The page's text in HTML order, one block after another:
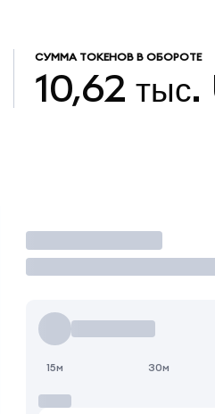
СУММА ТОКЕНОВ В ОБОРОТЕ
10,62 тыс.
Торговать
15м 30м